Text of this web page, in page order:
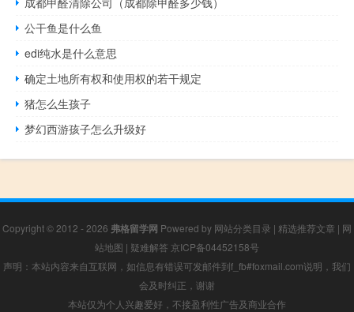
公干鱼是什么鱼
edi纯水是什么意思
确定土地所有权和使用权的若干规定
猪怎么生孩子
梦幻西游孩子怎么升级好
Copyright © 2012 - 2026 弗格留学网 Powered by 网站分类目录 | 精选推荐文章 | 网
站地图 | 疑难解答 京ICP备04452158号
声明：本站内容来自互联网，如信息有错误可发邮件到f_fb#foxmail.com说明，我们
会及时纠正，谢谢
本站仅为个人兴趣爱好，不接盈利性广告及商业合作